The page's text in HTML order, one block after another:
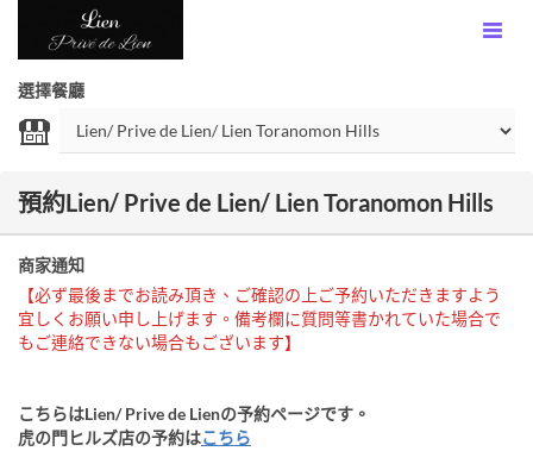
選擇餐廳
預約Lien/ Prive de Lien/ Lien Toranomon Hills
商家通知
【必ず最後までお読み頂き、ご確認の上ご予約いただきますよう
宜しくお願い申し上げます。備考欄に質問等書かれていた場合で
もご連絡できない場合もございます】
こちらはLien/ Prive de Lienの予約ページです。
虎の門ヒルズ店の予約はこちら